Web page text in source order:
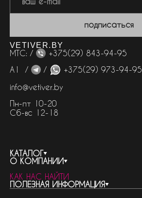
подписаться
VETIVER.BY
МТС: /
+375(29) 843-94-95
А1 /
/
+375(29) 973-94-95
info@vetiver.by
Пн-пт 10-20
Сб-вс 12-18
КАТАЛОГ
весь каталог
бренды
женская парфюмерия
О КОМПАНИИ
контакты
о компании
КАК НАС НАЙТИ
ПОЛЕЗНАЯ ИНФОРМАЦИЯ